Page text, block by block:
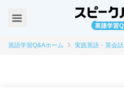
英語学習Q&Aホーム 実践英語・英会話